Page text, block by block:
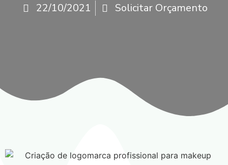
22/10/2021 Solicitar Orçamento